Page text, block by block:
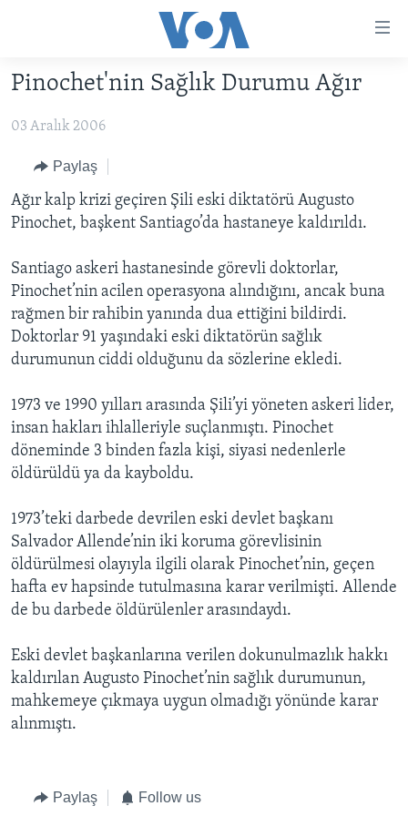
geç
navigasyona
geç
TÜRKİYE
AMERİKA
ORTADOĞU
AVRUPA
ULUSLARARASI
SAĞLIK
BİLİM VE TEKNOLOJİ
EKONOMİ
HAYATTAN
SANAT
PROGRAMLAR
AMERİKA'DA YAŞAM
UKRAYNA KRİZİ
YAPAY ZEKA
YORUMLAR
AMERIKA'YA ÖZEL
İNGİLİZCE DERSLERİ
MULTİMEDYA
VİDEO GALERİ
BIZI TAKIP EDIN
Diller
Pinochet'nin Sağlık Durumu Ağır
03 Aralık 2006
Paylaş
Ağır kalp krizi geçiren Şili eski diktatörü Augusto
Pinochet, başkent Santiago’da hastaneye kaldırıldı.
Santiago askeri hastanesinde görevli doktorlar,
Pinochet’nin acilen operasyona alındığını, ancak buna
rağmen bir rahibin yanında dua ettiğini bildirdi.
Doktorlar 91 yaşındaki eski diktatörün sağlık
durumunun ciddi olduğunu da sözlerine ekledi.
1973 ve 1990 yılları arasında Şili’yi yöneten askeri lider,
insan hakları ihlalleriyle suçlanmıştı. Pinochet
döneminde 3 binden fazla kişi, siyasi nedenlerle
öldürüldü ya da kayboldu.
1973’teki darbede devrilen eski devlet başkanı
Salvador Allende’nin iki koruma görevlisinin
öldürülmesi olayıyla ilgili olarak Pinochet’nin, geçen
hafta ev hapsinde tutulmasına karar verilmişti. Allende
de bu darbede öldürülenler arasındaydı.
Eski devlet başkanlarına verilen dokunulmazlık hakkı
kaldırılan Augusto Pinochet’nin sağlık durumunun,
mahkemeye çıkmaya uygun olmadığı yönünde karar
alınmıştı.
Paylaş Follow us